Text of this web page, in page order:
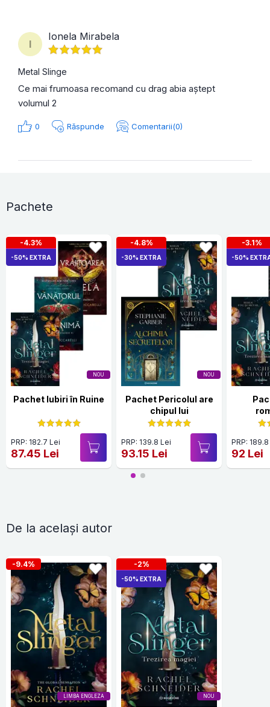
I
Ionela Mirabela
Metal Slinge
Ce mai frumoasa recomand cu drag abia aștept
volumul 2
0 Răspunde Comentarii(0)
Pachete
NOU
-4.3%
-50% EXTRA
Pachet Iubiri în Ruine
PRP: 182.7 Lei
87.45 Lei
NOU
-4.8%
-30% EXTRA
Pachet Pericolul are
chipul lui
PRP: 139.8 Lei
93.15 Lei
-3.1%
-50%
PRP:
92 Lei
De la același autor
LIMBA ENGLEZA
-9.4%
NOU
-2%
-50% EXTRA